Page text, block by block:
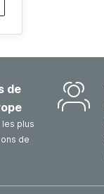
de
plus
de